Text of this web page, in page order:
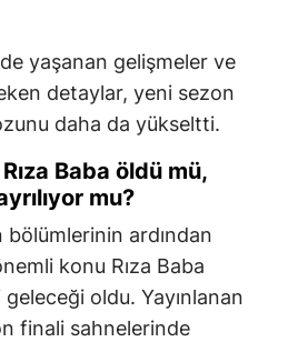
yaşanan gelişmeler ve
detaylar, yeni sezon
daha da yükseltti.
Baba öldü mü,
mu?
bölümlerinin ardından
konu Rıza Baba
oldu. Yayınlanan
finali sahnelerinde